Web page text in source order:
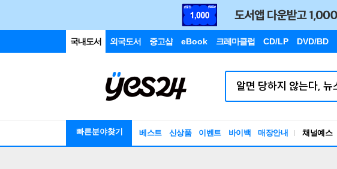
국내도서 외국도서 중고샵 eBook 크레마클럽 CD/LP DVD/BD
빠른분야찾기 베스트 신상품 이벤트 바이백 매장안내 채널예스